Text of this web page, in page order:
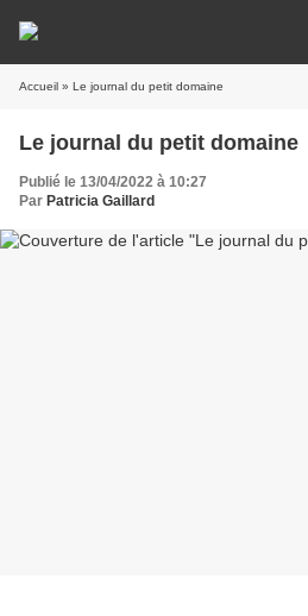
Accueil » Le journal du petit domaine
Le journal du petit domaine
Publié le 13/04/2022 à 10:27
Par Patricia Gaillard